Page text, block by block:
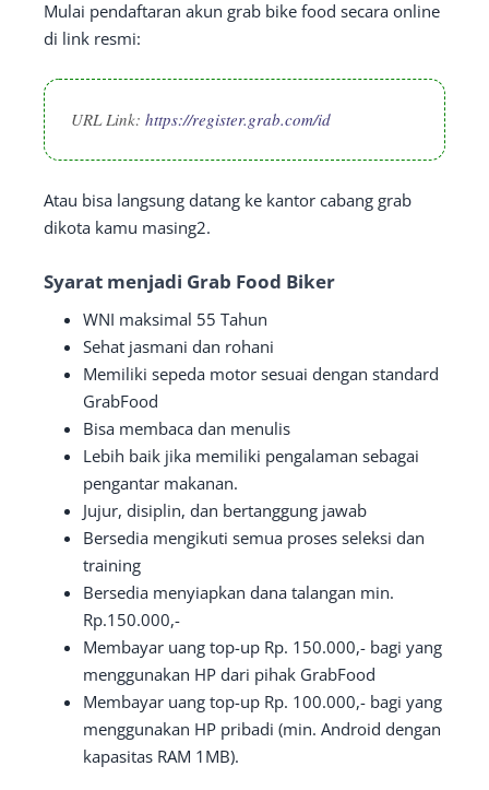
Mulai pendaftaran akun grab bike food secara online
di link resmi:
URL Link: https://register.grab.com/id
Atau bisa langsung datang ke kantor cabang grab
dikota kamu masing2.
Syarat menjadi Grab Food Biker
WNI maksimal 55 Tahun
Sehat jasmani dan rohani
Memiliki sepeda motor sesuai dengan standard
GrabFood
Bisa membaca dan menulis
Lebih baik jika memiliki pengalaman sebagai
pengantar makanan.
Jujur, disiplin, dan bertanggung jawab
Bersedia mengikuti semua proses seleksi dan
training
Bersedia menyiapkan dana talangan min.
Rp.150.000,-
Membayar uang top-up Rp. 150.000,- bagi yang
menggunakan HP dari pihak GrabFood
Membayar uang top-up Rp. 100.000,- bagi yang
menggunakan HP pribadi (min. Android dengan
kapasitas RAM 1MB).